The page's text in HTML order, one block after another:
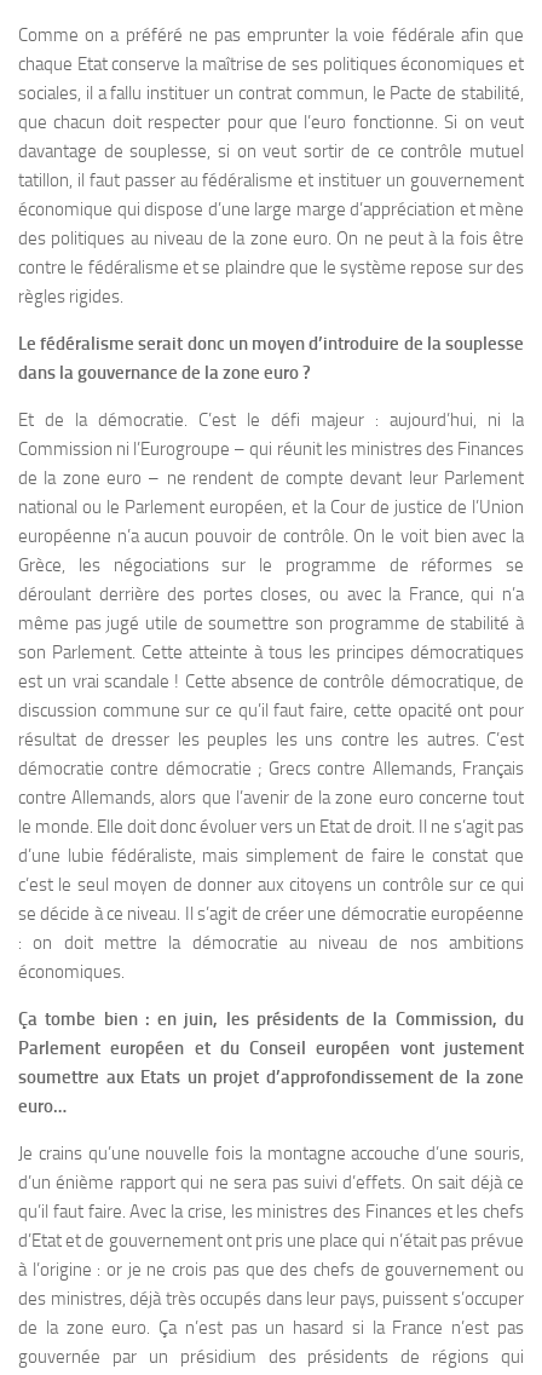
Comme on a préféré ne pas emprunter la voie fédérale afin que
chaque Etat conserve la maîtrise de ses politiques économiques et
sociales, il a fallu instituer un contrat commun, le Pacte de stabilité,
que chacun doit respecter pour que l’euro fonctionne. Si on veut
davantage de souplesse, si on veut sortir de ce contrôle mutuel
tatillon, il faut passer au fédéralisme et instituer un gouvernement
économique qui dispose d’une large marge d’appréciation et mène
des politiques au niveau de la zone euro. On ne peut à la fois être
contre le fédéralisme et se plaindre que le système repose sur des
règles rigides.
Le fédéralisme serait donc un moyen d’introduire de la souplesse
dans la gouvernance de la zone euro ?
Et de la démocratie. C’est le défi majeur : aujourd’hui, ni la
Commission ni l’Eurogroupe – qui réunit les ministres des Finances
de la zone euro – ne rendent de compte devant leur Parlement
national ou le Parlement européen, et la Cour de justice de l’Union
européenne n’a aucun pouvoir de contrôle. On le voit bien avec la
Grèce, les négociations sur le programme de réformes se
déroulant derrière des portes closes, ou avec la France, qui n’a
même pas jugé utile de soumettre son programme de stabilité à
son Parlement. Cette atteinte à tous les principes démocratiques
est un vrai scandale ! Cette absence de contrôle démocratique, de
discussion commune sur ce qu’il faut faire, cette opacité ont pour
résultat de dresser les peuples les uns contre les autres. C’est
démocratie contre démocratie ; Grecs contre Allemands, Français
contre Allemands, alors que l’avenir de la zone euro concerne tout
le monde. Elle doit donc évoluer vers un Etat de droit. Il ne s’agit pas
d’une lubie fédéraliste, mais simplement de faire le constat que
c’est le seul moyen de donner aux citoyens un contrôle sur ce qui
se décide à ce niveau. Il s’agit de créer une démocratie européenne
: on doit mettre la démocratie au niveau de nos ambitions
économiques.
Ça tombe bien : en juin, les présidents de la Commission, du
Parlement européen et du Conseil européen vont justement
soumettre aux Etats un projet d’approfondissement de la zone
euro…
Je crains qu’une nouvelle fois la montagne accouche d’une souris,
d’un énième rapport qui ne sera pas suivi d’effets. On sait déjà ce
qu’il faut faire. Avec la crise, les ministres des Finances et les chefs
d’Etat et de gouvernement ont pris une place qui n’était pas prévue
à l’origine : or je ne crois pas que des chefs de gouvernement ou
des ministres, déjà très occupés dans leur pays, puissent s’occuper
de la zone euro. Ça n’est pas un hasard si la France n’est pas
gouvernée par un présidium des présidents de régions qui